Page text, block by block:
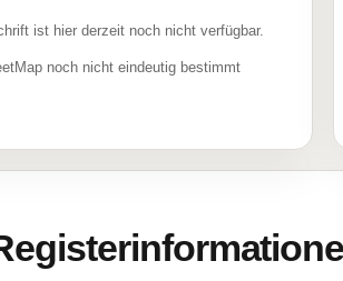
ist hier derzeit noch nicht verfügbar.
noch nicht eindeutig bestimmt